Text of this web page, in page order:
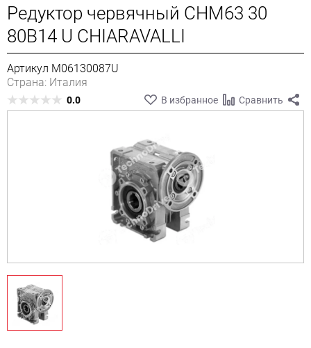
Редуктор червячный CHM63 30
80B14 U CHIARAVALLI
Артикул M06130087U
Страна: Италия
0.0 В избранное Сравнить